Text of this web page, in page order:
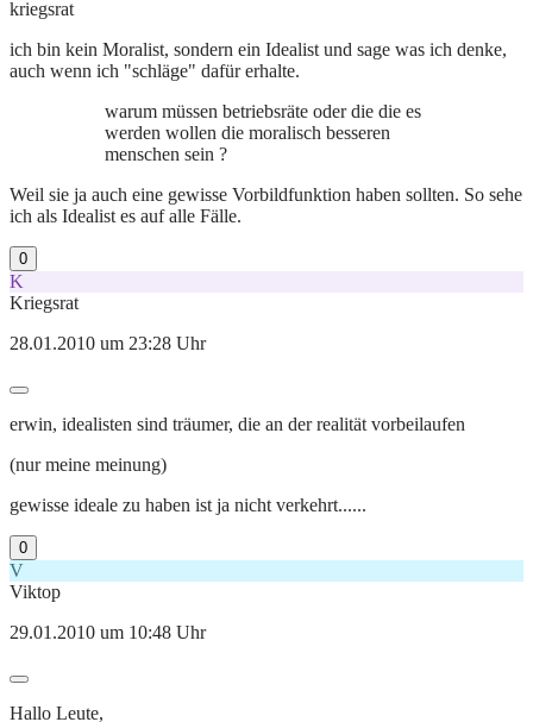
kriegsrat
ich bin kein Moralist, sondern ein Idealist und sage was ich denke,
auch wenn ich "schläge" dafür erhalte.
warum müssen betriebsräte oder die die es
werden wollen die moralisch besseren
menschen sein ?
Weil sie ja auch eine gewisse Vorbildfunktion haben sollten. So sehe
ich als Idealist es auf alle Fälle.
0
K
Kriegsrat
28.01.2010 um 23:28 Uhr
erwin, idealisten sind träumer, die an der realität vorbeilaufen
(nur meine meinung)
gewisse ideale zu haben ist ja nicht verkehrt......
0
V
Viktop
29.01.2010 um 10:48 Uhr
Hallo Leute,